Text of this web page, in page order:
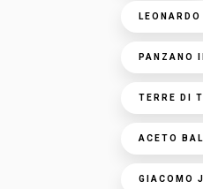
PANZANO
TERRE DI
ACETO
GIACOMO